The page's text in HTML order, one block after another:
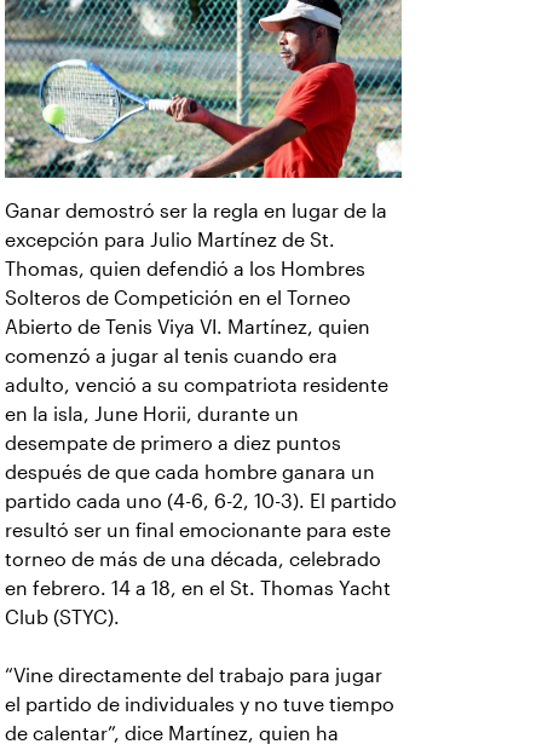
Ganar demostró ser la regla en lugar de la
excepción para Julio Martínez de St.
Thomas, quien defendió a los Hombres
Solteros de Competición en el Torneo
Abierto de Tenis Viya VI. Martínez, quien
comenzó a jugar al tenis cuando era
adulto, venció a su compatriota residente
en la isla, June Horii, durante un
desempate de primero a diez puntos
después de que cada hombre ganara un
partido cada uno (4-6, 6-2, 10-3). El partido
resultó ser un final emocionante para este
torneo de más de una década, celebrado
en febrero. 14 a 18, en el St. Thomas Yacht
Club (STYC).
“Vine directamente del trabajo para jugar
el partido de individuales y no tuve tiempo
de calentar”, dice Martínez, quien ha